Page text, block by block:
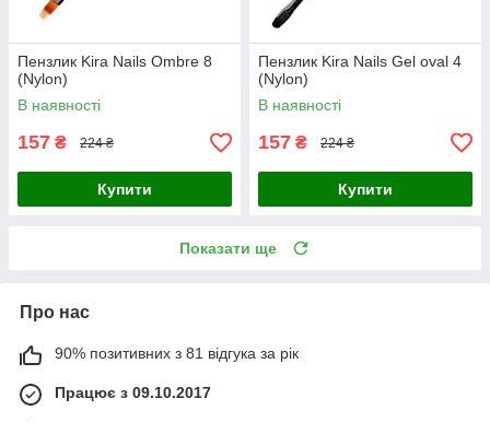
Пензлик Kira Nails Ombre 8
(Nylon)
В наявності
157 ₴ 224 ₴
Купити
Пензлик Kira Nails Gel oval 4
(Nylon)
В наявності
157 ₴ 224 ₴
Купити
Показати ще
Про нас
90% позитивних з 81 відгука за рік
Працює з 09.10.2017